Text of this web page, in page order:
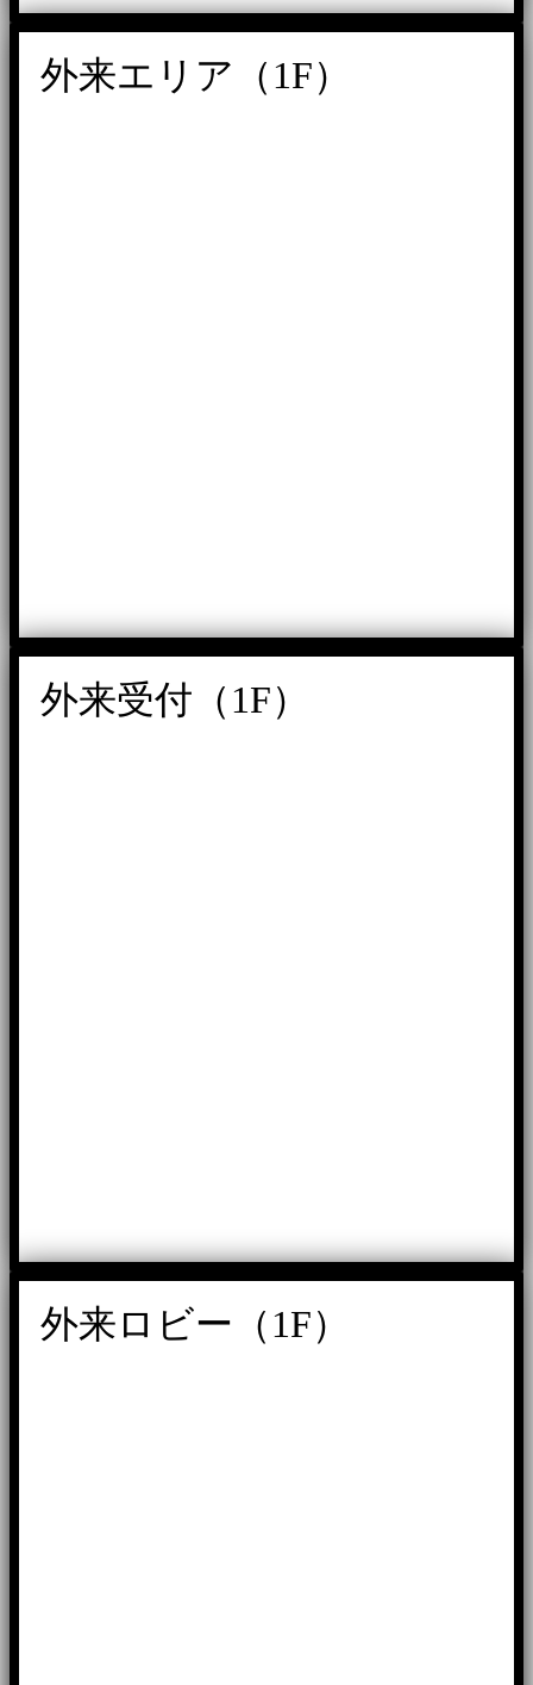
外来エリア（1F）
外来受付（1F）
外来ロビー（1F）